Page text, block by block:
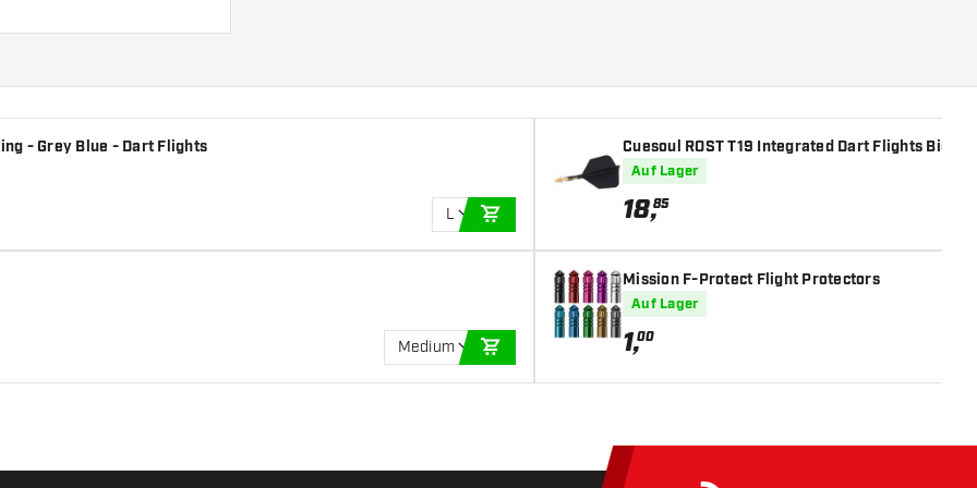
können sich
oder eine andere
am besten zu
- Grey Blue - Dart Flights
L
Medium
IN DEN WARENKORB
Cuesoul ROST T19 Integrated Dart Flights Big
Auf Lager
18,85
Mission F-Protect Flight Protectors
Auf Lager
1,00